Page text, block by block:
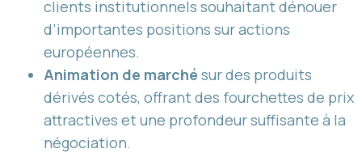
clients institutionnels souhaitant dénouer
d’importantes positions sur actions
européennes.
Animation de marché sur des produits
dérivés cotés, offrant des fourchettes de prix
attractives et une profondeur suffisante à la
négociation.